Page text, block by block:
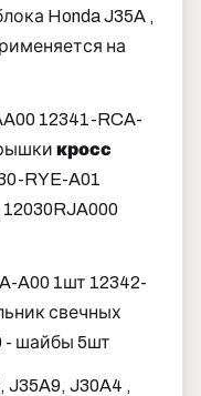
Honda J35A ,
на
12341-RCA-
кросс
RYE-A01
A00 1шт 12342-
свечных
- шайбы 5шт
J35A9, J30A4 ,